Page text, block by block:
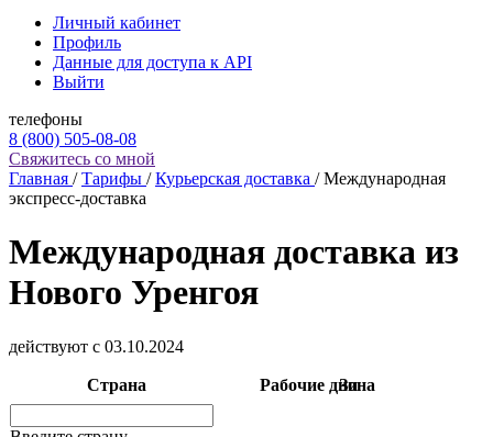
Личный кабинет
Профиль
Данные для доступа к API
Выйти
телефоны
8 (800) 505-08-08
Свяжитесь со мной
Главная /Тарифы /Курьерская доставка /Международная
экспресс-доставка
Международная доставка из
Нового Уренгоя
действуют с 03.10.2024
Страна Рабочие дниЗона